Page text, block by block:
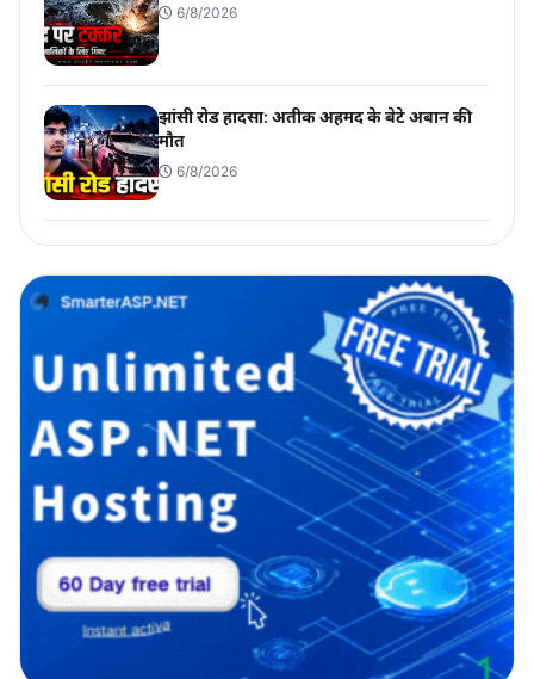
6/8/2026
झांसी रोड हादसा: अतीक अहमद के बेटे अबान की
मौत
6/8/2026